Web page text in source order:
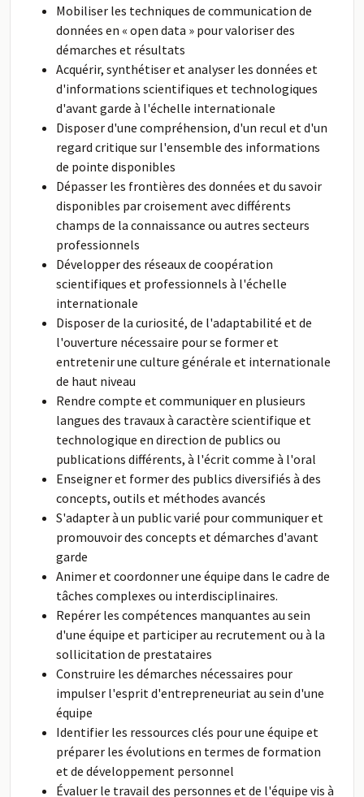
Mobiliser les techniques de communication de
données en « open data » pour valoriser des
démarches et résultats
Acquérir, synthétiser et analyser les données et
d'informations scientifiques et technologiques
d'avant garde à l'échelle internationale
Disposer d'une compréhension, d'un recul et d'un
regard critique sur l'ensemble des informations
de pointe disponibles
Dépasser les frontières des données et du savoir
disponibles par croisement avec différents
champs de la connaissance ou autres secteurs
professionnels
Développer des réseaux de coopération
scientifiques et professionnels à l'échelle
internationale
Disposer de la curiosité, de l'adaptabilité et de
l'ouverture nécessaire pour se former et
entretenir une culture générale et internationale
de haut niveau
Rendre compte et communiquer en plusieurs
langues des travaux à caractère scientifique et
technologique en direction de publics ou
publications différents, à l'écrit comme à l'oral
Enseigner et former des publics diversifiés à des
concepts, outils et méthodes avancés
S'adapter à un public varié pour communiquer et
promouvoir des concepts et démarches d'avant
garde
Animer et coordonner une équipe dans le cadre de
tâches complexes ou interdisciplinaires.
Repérer les compétences manquantes au sein
d'une équipe et participer au recrutement ou à la
sollicitation de prestataires
Construire les démarches nécessaires pour
impulser l'esprit d'entrepreneuriat au sein d'une
équipe
Identifier les ressources clés pour une équipe et
préparer les évolutions en termes de formation
et de développement personnel
Évaluer le travail des personnes et de l'équipe vis à